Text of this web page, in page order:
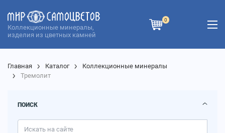
Коллекционные минералы,
изделия из цветных камней
0
Главная Каталог
Коллекционные минералы
Тремолит
ПОИСК